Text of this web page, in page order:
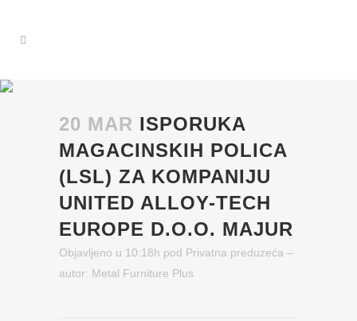
20 MAR ISPORUKA
MAGACINSKIH POLICA
(LSL) ZA KOMPANIJU
UNITED ALLOY-TECH
EUROPE D.O.O. MAJUR
Objavljeno u 10:18h pod Privatna preduzeća –
autor: Metal Furniture Plus